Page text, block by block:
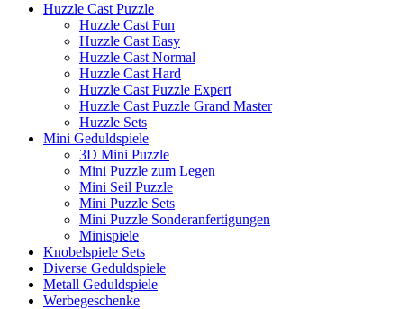
Huzzle Cast Puzzle
Huzzle Cast Fun
Huzzle Cast Easy
Huzzle Cast Normal
Huzzle Cast Hard
Huzzle Cast Puzzle Expert
Huzzle Cast Puzzle Grand Master
Huzzle Sets
Mini Geduldspiele
3D Mini Puzzle
Mini Puzzle zum Legen
Mini Seil Puzzle
Mini Puzzle Sets
Mini Puzzle Sonderanfertigungen
Minispiele
Knobelspiele Sets
Diverse Geduldspiele
Metall Geduldspiele
Werbegeschenke